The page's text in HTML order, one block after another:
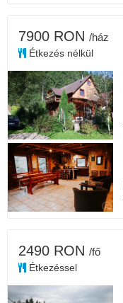
7900 RON /ház
Étkezés nélkül
2490 RON /fő
Étkezéssel